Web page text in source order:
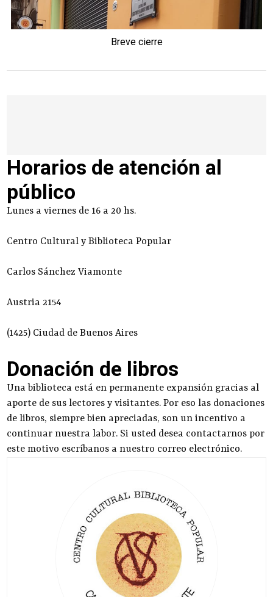
Breve cierre
Horarios de atención al
público
Lunes a viernes de 16 a 20 hs.
Centro Cultural y Biblioteca Popular
Carlos Sánchez Viamonte
Austria 2154
(1425) Ciudad de Buenos Aires
Donación de libros
Una biblioteca está en permanente expansión gracias al
aporte de sus lectores y visitantes. Por eso las donaciones
de libros, siempre bien apreciadas, son un incentivo a
continuar nuestra labor. Si usted desea contactarnos por
este motivo escríbanos a nuestro correo electrónico.